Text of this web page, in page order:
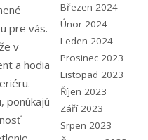
pre vás.
v
a hodia
ponúkajú
Březen 2024
Únor 2024
Leden 2024
Prosinec 2023
Listopad 2023
Říjen 2023
Září 2023
Srpen 2023